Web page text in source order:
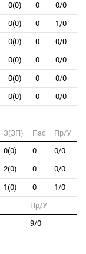
0(0) 0 0/0
0(0) 0 1/0
0(0) 0 0/0
0(0) 0 0/0
0(0) 0 0/0
0(0) 0 0/0
З(ЗП) Пас
Пр/У
0(0) 0 0/0
2(0) 0 0/0
1(0) 0 1/0
Пр/У
9/0